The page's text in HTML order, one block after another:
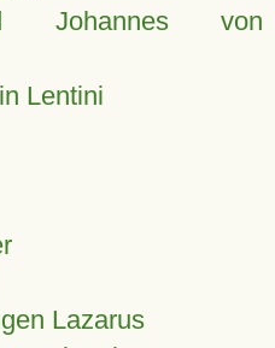
Johannes von
Lentini
Lazarus